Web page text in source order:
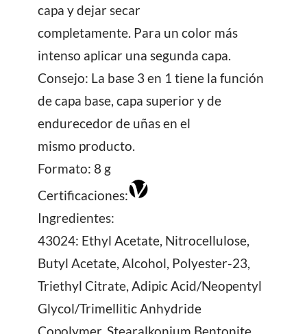
capa y dejar secar
completamente. Para un color más
intenso aplicar una segunda capa.
Consejo: La base 3 en 1 tiene la función
de capa base, capa superior y de
endurecedor de uñas en el
mismo producto.
Formato: 8 g
Certificaciones:
Ingredientes:
43024: Ethyl Acetate, Nitrocellulose,
Butyl Acetate, Alcohol, Polyester-23,
Triethyl Citrate, Adipic Acid/Neopentyl
Glycol/Trimellitic Anhydride
Copolymer, Stearalkonium Bentonite,